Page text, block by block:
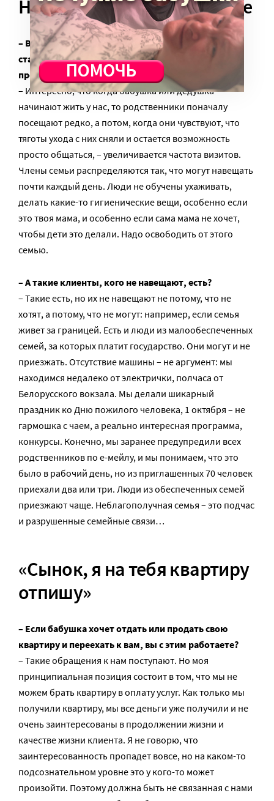
Навестить маму в пансионе
– Волонтеры фонда «Старость в радость» часто
сталкиваются с тем, что пожилых людей в домах
престарелых не навещают годами.
– Интересно, что когда бабушка или дедушка
начинают жить у нас, то родственники поначалу
посещают редко, а потом, когда они чувствуют, что
тяготы ухода с них сняли и остается возможность
просто общаться, – увеличивается частота визитов.
Члены семьи распределяются так, что могут навещать
почти каждый день. Люди не обучены ухаживать,
делать какие-то гигиенические вещи, особенно если
это твоя мама, и особенно если сама мама не хочет,
чтобы дети это делали. Надо освободить от этого
семью.
– А такие клиенты, кого не навещают, есть?
– Такие есть, но их не навещают не потому, что не
хотят, а потому, что не могут: например, если семья
живет за границей. Есть и люди из малообеспеченных
семей, за которых платит государство. Они могут и не
приезжать. Отсутствие машины – не аргумент: мы
находимся недалеко от электрички, полчаса от
Белорусского вокзала. Мы делали шикарный
праздник ко Дню пожилого человека, 1 октября – не
гармошка с чаем, а реально интересная программа,
конкурсы. Конечно, мы заранее предупредили всех
родственников по е-мейлу, и мы понимаем, что это
было в рабочий день, но из приглашенных 70 человек
приехали два или три. Люди из обеспеченных семей
приезжают чаще. Неблагополучная семья – это подчас
и разрушенные семейные связи…
«Сынок, я на тебя квартиру
отпишу»
– Если бабушка хочет отдать или продать свою
квартиру и переехать к вам, вы с этим работаете?
– Такие обращения к нам поступают. Но моя
принципиальная позиция состоит в том, что мы не
можем брать квартиру в оплату услуг. Как только мы
получили квартиру, мы все деньги уже получили и не
очень заинтересованы в продолжении жизни и
качестве жизни клиента. Я не говорю, что
заинтересованность пропадет вовсе, но на каком-то
подсознательном уровне это у кого-то может
произойти. Поэтому должна быть не связанная с нами